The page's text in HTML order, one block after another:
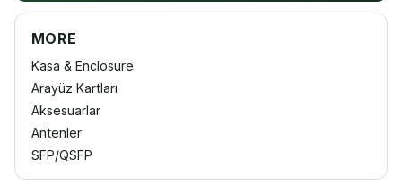
MORE
Kasa & Enclosure
Arayüz Kartları
Aksesuarlar
Antenler
SFP/QSFP